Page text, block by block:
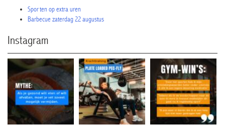
Sporten op extra uren
Barbecue zaterdag 22 augustus
Instagram